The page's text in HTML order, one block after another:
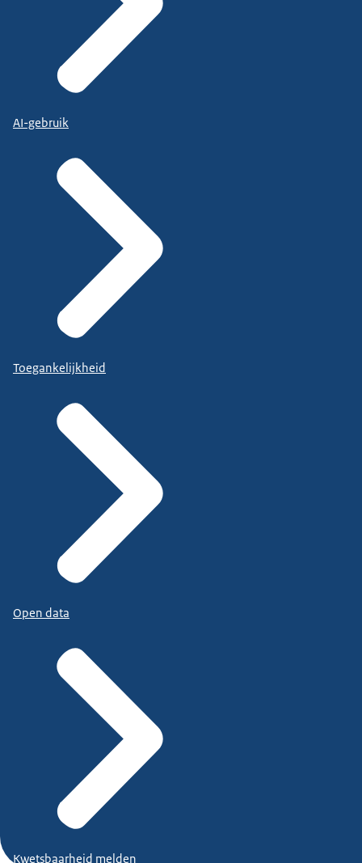
AI-gebruik
Toegankelijkheid
Open data
Kwetsbaarheid melden